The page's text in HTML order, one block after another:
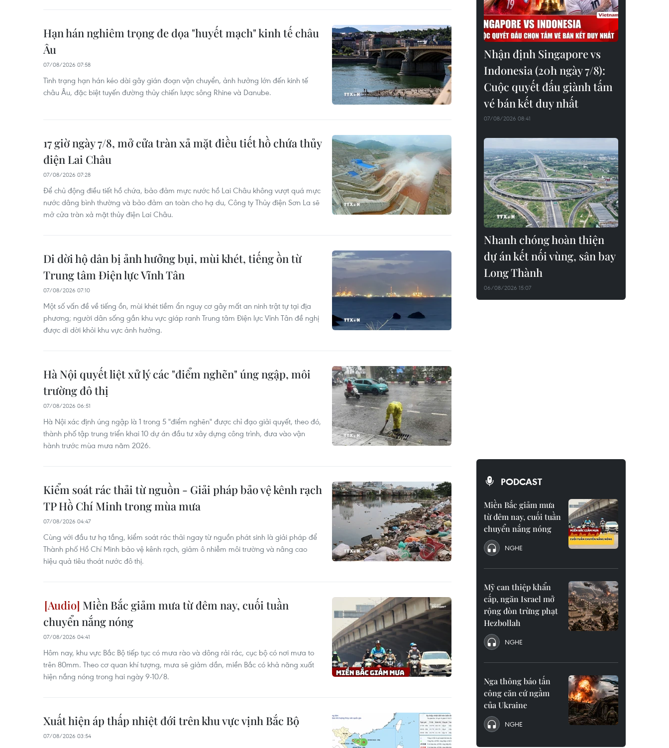
Hạn hán nghiêm trọng đe dọa "huyết mạch" kinh tế châu
Âu
07/08/2026 07:58
Tình trạng hạn hán kéo dài gây gián đoạn vận chuyển, ảnh hưởng lớn đến kinh tế
châu Âu, đặc biệt tuyến đường thủy chiến lược sông Rhine và Danube.
17 giờ ngày 7/8, mở cửa tràn xả mặt điều tiết hồ chứa thủy
điện Lai Châu
07/08/2026 07:28
Để chủ động điều tiết hồ chứa, bảo đảm mực nước hồ Lai Châu không vượt quá mực
nước dâng bình thường và bảo đảm an toàn cho hạ du, Công ty Thủy điện Sơn La sẽ
mở cửa tràn xả mặt thủy điện Lai Châu.
Di dời hộ dân bị ảnh hưởng bụi, mùi khét, tiếng ồn từ
Trung tâm Điện lực Vĩnh Tân
07/08/2026 07:10
Một số vấn đề về tiếng ồn, mùi khét tiềm ẩn nguy cơ gây mất an ninh trật tự tại địa
phương; người dân sống gần khu vực giáp ranh Trung tâm Điện lực Vĩnh Tân đề nghị
được di dời khỏi khu vực ảnh hưởng.
Hà Nội quyết liệt xử lý các "điểm nghẽn" úng ngập, môi
trường đô thị
07/08/2026 06:51
Hà Nội xác định úng ngập là 1 trong 5 "điểm nghẽn" được chỉ đạo giải quyết, theo đó,
thành phố tập trung triển khai 10 dự án đầu tư xây dựng công trình, đưa vào vận
hành trước mùa mưa năm 2026.
Kiểm soát rác thải từ nguồn - Giải pháp bảo vệ kênh rạch
TP Hồ Chí Minh trong mùa mưa
07/08/2026 04:47
Cùng với đầu tư hạ tầng, kiểm soát rác thải ngay từ nguồn phát sinh là giải pháp để
Thành phố Hồ Chí Minh bảo vệ kênh rạch, giảm ô nhiễm môi trường và nâng cao
hiệu quả tiêu thoát nước đô thị.
Miền Bắc giảm mưa từ đêm nay, cuối tuần
chuyển nắng nóng
07/08/2026 04:41
Hôm nay, khu vực Bắc Bộ tiếp tục có mưa rào và dông rải rác, cục bộ có nơi mưa to
trên 80mm. Theo cơ quan khí tượng, mưa sẽ giảm dần, miền Bắc có khả năng xuất
hiện nắng nóng trong hai ngày 9-10/8.
Xuất hiện áp thấp nhiệt đới trên khu vực vịnh Bắc Bộ
07/08/2026 03:54
Nhận định Singapore vs
Indonesia (20h ngày 7/8):
Cuộc quyết đấu giành tấm
vé bán kết duy nhất
07/08/2026 08:41
Nhanh chóng hoàn thiện
dự án kết nối vùng, sân bay
Long Thành
06/08/2026 15:07
PODCAST
Miền Bắc giảm mưa
từ đêm nay, cuối tuần
chuyển nắng nóng
NGHE
Mỹ can thiệp khẩn
cấp, ngăn Israel mở
rộng đòn trừng phạt
Hezbollah
NGHE
Nga thông báo tấn
công căn cứ ngầm
của Ukraine
NGHE